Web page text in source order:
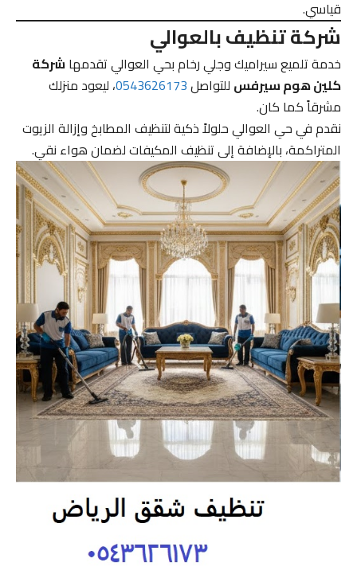
قياسي.
شركة تنظيف بالعوالي
خدمة تلميع سيراميك وجلي رخام بحي العوالي تقدمهاشركة
كلين هوم سيرفسللتواصل0543626173، ليعود منزلك
مشرقاً كما كان.
نقدم في حي العوالي حلولاً ذكية لتنظيف المطابخ وإزالة الزيوت
المتراكمة، بالإضافة إلى تنظيف المكيفات لضمان هواء نقي.